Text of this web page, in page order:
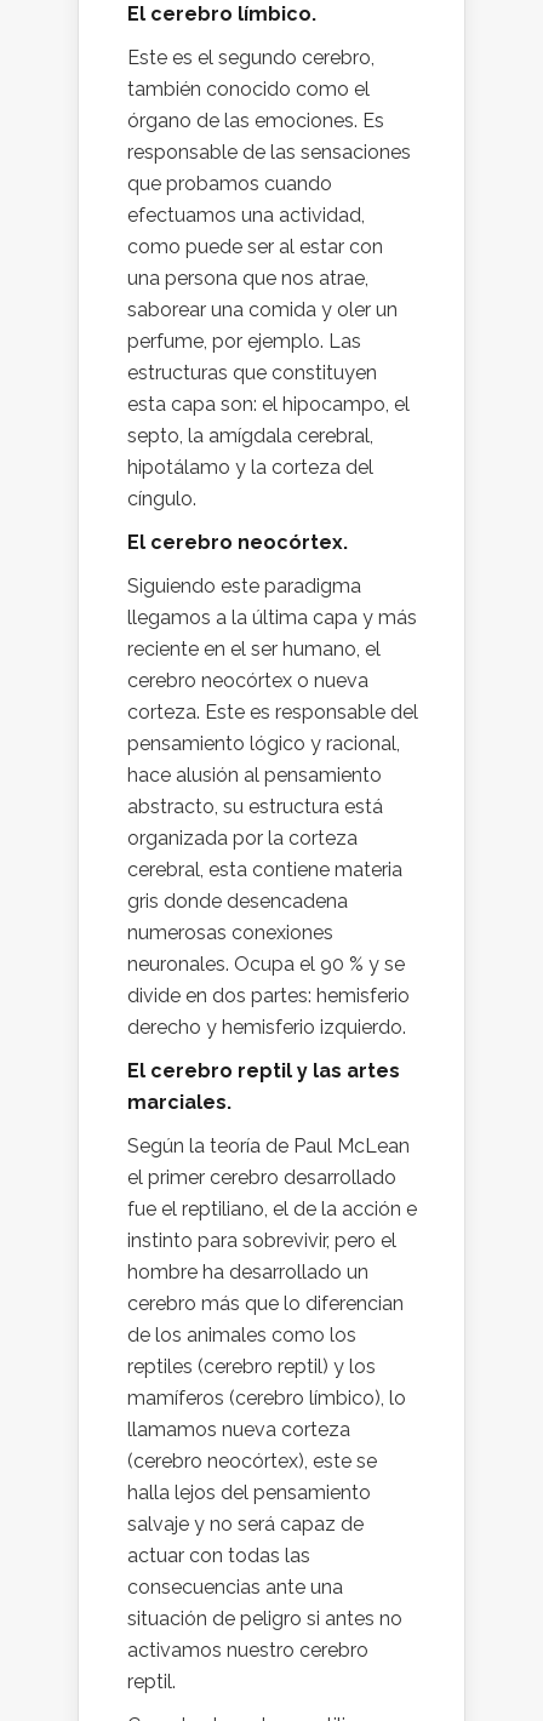
El cerebro límbico.
Este es el segundo cerebro,
también conocido como el
órgano de las emociones. Es
responsable de las sensaciones
que probamos cuando
efectuamos una actividad,
como puede ser al estar con
una persona que nos atrae,
saborear una comida y oler un
perfume, por ejemplo. Las
estructuras que constituyen
esta capa son: el hipocampo, el
septo, la amígdala cerebral,
hipotálamo y la corteza del
cíngulo.
El cerebro neocórtex.
Siguiendo este paradigma
llegamos a la última capa y más
reciente en el ser humano, el
cerebro neocórtex o nueva
corteza. Este es responsable del
pensamiento lógico y racional,
hace alusión al pensamiento
abstracto, su estructura está
organizada por la corteza
cerebral, esta contiene materia
gris donde desencadena
numerosas conexiones
neuronales. Ocupa el 90 % y se
divide en dos partes: hemisferio
derecho y hemisferio izquierdo.
El cerebro reptil y las artes
marciales.
Según la teoría de Paul McLean
el primer cerebro desarrollado
fue el reptiliano, el de la acción e
instinto para sobrevivir, pero el
hombre ha desarrollado un
cerebro más que lo diferencian
de los animales como los
reptiles (cerebro reptil) y los
mamíferos (cerebro límbico), lo
llamamos nueva corteza
(cerebro neocórtex), este se
halla lejos del pensamiento
salvaje y no será capaz de
actuar con todas las
consecuencias ante una
situación de peligro si antes no
activamos nuestro cerebro
reptil.